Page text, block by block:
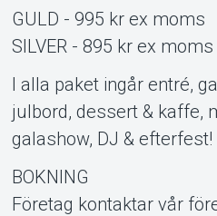
GULD - 995 kr ex moms
SILVER - 895 kr ex moms
I alla paket ingår entré,
julbord, dessert & kaffe,
galashow, DJ & efterfest!
BOKNING
Företag kontaktar vår